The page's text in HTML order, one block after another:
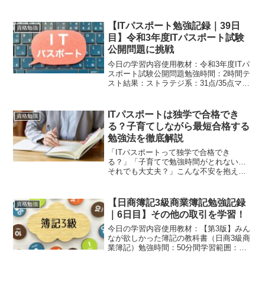
座借越」Capte...
資格勉強
【ITパスポート勉強記録｜39日
目】令和3年度ITパスポート試験
公開問題に挑戦
今日の学習内容使用教材：令和3年度ITパ
スポート試験公開問題勉強時間：2時間テ
スト結果：ストラテジ系：31点/35点マネ
は電気通信分野の国際標準化機関。...
資格勉強
ITパスポートは独学で合格でき
る？子育てしながら最短合格する
勉強法を徹底解説
「ITパスポートって独学で合格でき
る？」「子育てで勉強時間がとれない…
それでも大丈夫？」こんな不安を抱えて
国家資格です。むしろ、資格学校に通う
より、独学の方が早く、安...
資格勉強
【日商簿記3級商業簿記勉強記録
｜6日目】その他の取引を学習！
今日の学習内容使用教材：【第3版】みん
なが欲しかった簿記の教科書（日商3級商
業簿記）勉強時間：50分間学習範囲：